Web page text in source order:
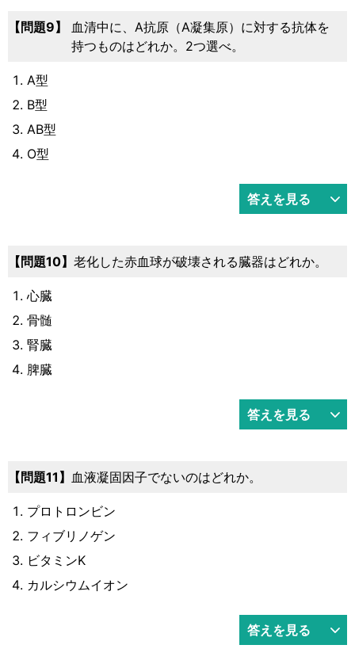
9
血清中に、A抗原（A凝集原）に対する抗体を
持つものはどれか。2つ選べ。
A型
B型
AB型
O型
答えを見る
10 老化した赤血球が破壊される臓器はどれか。
心臓
骨髄
腎臓
脾臓
答えを見る
11 血液凝固因子でないのはどれか。
プロトロンビン
フィブリノゲン
ビタミンK
カルシウムイオン
答えを見る